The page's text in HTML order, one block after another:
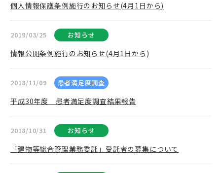
個人情報保護条例施行のお知らせ(4月1日から)
2019/03/25 お知らせ
情報公開条例施行のお知らせ(4月1日から)
2018/11/09 患者満足度調査
平成30年度 患者満足度調査結果報告
2018/10/31 お知らせ
「建物等総合管理業務委託」受託者の募集について